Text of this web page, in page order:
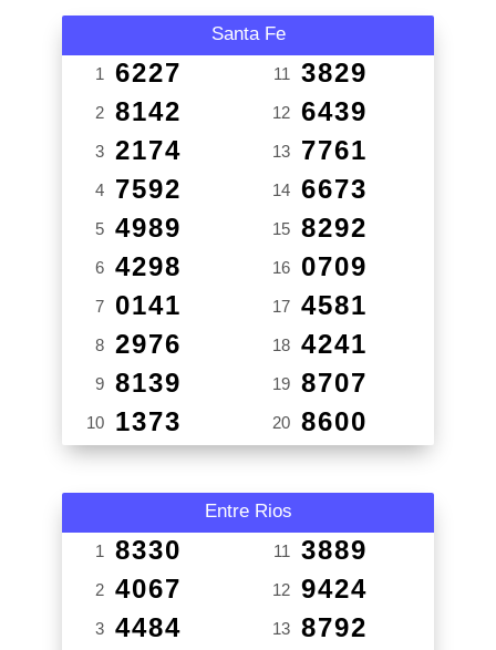
Santa Fe
1 6227
2 8142
3 2174
4 7592
5 4989
6 4298
7 0141
8 2976
9 8139
10 1373
11 3829
12 6439
13 7761
14 6673
15 8292
16 0709
17 4581
18 4241
19 8707
20 8600
Entre Rios
1 8330
2 4067
3 4484
11 3889
12 9424
13 8792